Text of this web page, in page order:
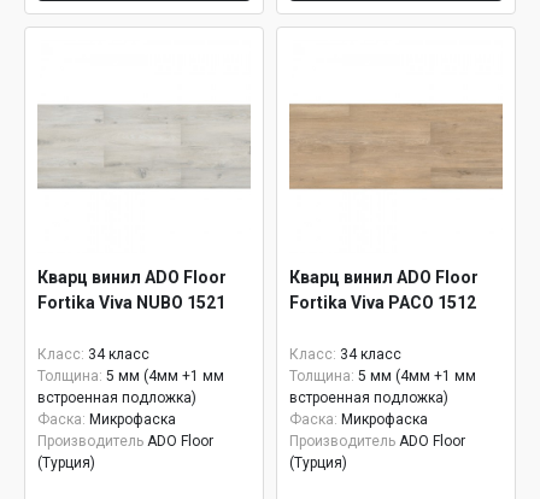
Кварц винил ADO Floor
Fortika Viva NUBO 1521
Класс: 34 класс
Толщина: 5 мм (4мм +1 мм
встроенная подложка)
Фаска: Микрофаска
Производитель ADO Floor
(Турция)
Кварц винил ADO Floor
Fortika Viva PACO 1512
Класс: 34 класс
Толщина: 5 мм (4мм +1 мм
встроенная подложка)
Фаска: Микрофаска
Производитель ADO Floor
(Турция)